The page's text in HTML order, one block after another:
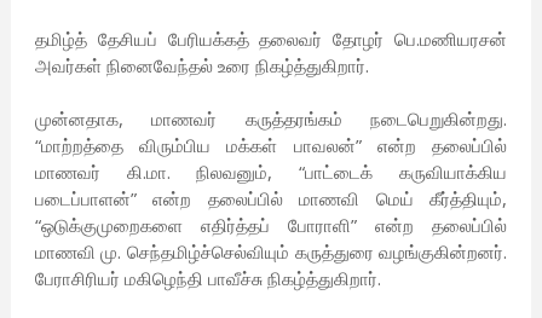
தமிழ்த் தேசியப் பேரியக்கத் தலைவர் தோழர் பெ.மணியரசன்
அவர்கள் நினைவேந்தல் உரை நிகழ்த்துகிறார்.
முன்னதாக, மாணவர் கருத்தரங்கம் நடைபெறுகின்றது.
“மாற்றத்தை விரும்பிய மக்கள் பாவலன்” என்ற தலைப்பில்
மாணவர் கி.மா. நிலவனும், “பாட்டைக் கருவியாக்கிய
படைப்பாளன்” என்ற தலைப்பில் மாணவி மெய் கீர்த்தியும்,
“ஒடுக்குமுறைகளை எதிர்த்தப் போராளி” என்ற தலைப்பில்
மாணவி மு. செந்தமிழ்ச்செல்வியும் கருத்துரை வழங்குகின்றனர்.
பேராசிரியர் மகிழெந்தி பாவீச்சு நிகழ்த்துகிறார்.